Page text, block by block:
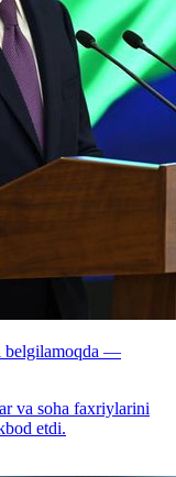
belgilamoqda —
va soha faxriylarini
etdi.